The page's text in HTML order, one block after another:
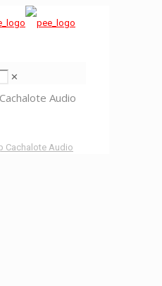
✕
Audio
Cachalote Audio